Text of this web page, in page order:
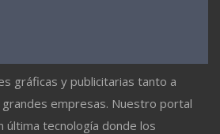
gráficas y publicitarias tanto a
empresas. Nuestro portal
última tecnología donde los